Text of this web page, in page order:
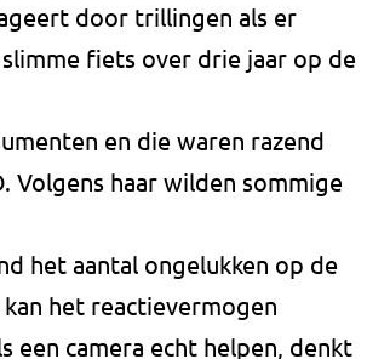
door trillingen als er
fiets over drie jaar op de
en die waren razend
Volgens haar wilden sommige
het aantal ongelukken op de
het reactievermogen
een camera echt helpen, denkt